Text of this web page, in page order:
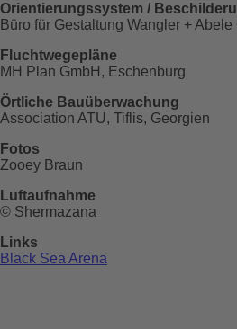
Orientierungssystem /
Büro für Gestaltung Wangler +
Fluchtwegepläne
MH Plan GmbH, Eschenburg
Örtliche Bauüberwachung
Association ATU, Tiflis, Georgien
Fotos
Zooey Braun
Luftaufnahme
© Shermazana
Links
Black Sea Arena